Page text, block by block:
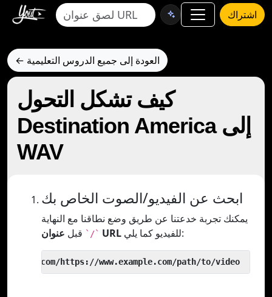
اشتراك
← العودة إلى جميع الدروس التعليمية
كيف تشكل التحول
Destination America إلى
WAV
ابحث عن الفيديو/الصوت الخاص بك
يمكنك تجربة خدعتنا عن طريق وضع نطاقنا مع النهاية
`/` قبل عنوان URL للفيديو كما يلي: